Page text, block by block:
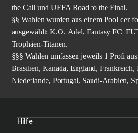
the Call und UEFA Road to the Final.
§§ Wahlen wurden aus einem Pool der
ausgewählt: K.O.-Adel, Fantasy FC,
Trophäen-Titanen.
§§§ Wahlen umfassen jeweils 1 Profi
Brasilien, Kanada, England, Frankreich,
Niederlande, Portugal, Saudi-Arabien,
Hilfe